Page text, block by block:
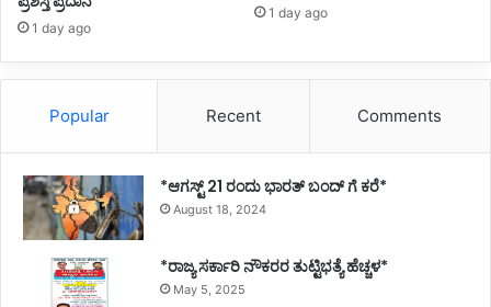
1 day ago
1 day ago
Popular Recent Comments
*ಆಗಸ್ಟ್ 21 ರಂದು ಭಾರತ್‌ ಬಂದ್‌ ಗೆ ಕರೆ*
August 18, 2024
*ರಾಜ್ಯ ಸರ್ಕಾರಿ ನೌಕರರ ತುಟ್ಟಿಭತ್ಯೆ ಹೆಚ್ಚಳ*
May 5, 2025